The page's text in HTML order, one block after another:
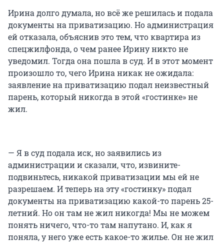
Ирина долго думала, но всё же решилась и подала
документы на приватизацию. Но администрация
ей отказала, объяснив это тем, что квартира из
спецжилфонда, о чем ранее Ирину никто не
уведомил. Тогда она пошла в суд. И в этот момент
произошло то, чего Ирина никак не ожидала:
заявление на приватизацию подал неизвестный
парень, который никогда в этой «гостинке» не
жил.
— Я в суд подала иск, но заявились из
администрации и сказали, что, извините-
подвиньтесь, никакой приватизации мы ей не
разрешаем. И теперь на эту «гостинку» подал
документы на приватизацию какой-то парень 25-
летний. Но он там не жил никогда! Мы не можем
понять ничего, что-то там напутано. И, как я
поняла, у него уже есть какое-то жилье. Он не жил